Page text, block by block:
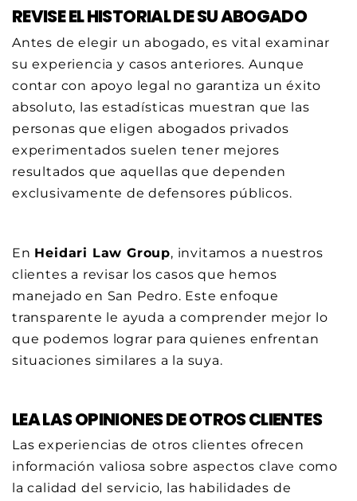
REVISE EL HISTORIAL DE SU ABOGADO
Antes de elegir un abogado, es vital examinar
su experiencia y casos anteriores. Aunque
contar con apoyo legal no garantiza un éxito
absoluto, las estadísticas muestran que las
personas que eligen abogados privados
experimentados suelen tener mejores
resultados que aquellas que dependen
exclusivamente de defensores públicos.
En Heidari Law Group, invitamos a nuestros
clientes a revisar los casos que hemos
manejado en San Pedro. Este enfoque
transparente le ayuda a comprender mejor lo
que podemos lograr para quienes enfrentan
situaciones similares a la suya.
LEA LAS OPINIONES DE OTROS CLIENTES
Las experiencias de otros clientes ofrecen
información valiosa sobre aspectos clave como
la calidad del servicio, las habilidades de